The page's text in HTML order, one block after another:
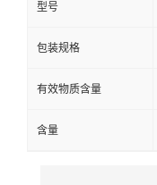
型号
包装规格
有效物质含量
含量